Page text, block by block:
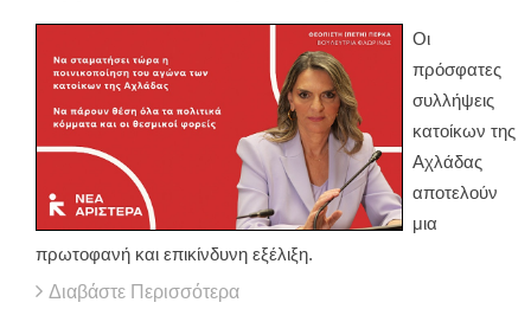
Οι
πρόσφατες
συλλήψεις
κατοίκων της
Αχλάδας
αποτελούν
μια
πρωτοφανή και επικίνδυνη εξέλιξη.
Διαβάστε Περισσότερα